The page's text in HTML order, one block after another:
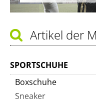
Artikel der
SPORTSCHUHE
Boxschuhe
Sneaker